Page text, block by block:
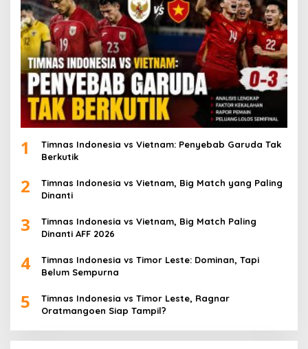
1
Timnas Indonesia vs Vietnam: Penyebab Garuda Tak
Berkutik
2
Timnas Indonesia vs Vietnam, Big Match yang Paling
Dinanti
3
Timnas Indonesia vs Vietnam, Big Match Paling
Dinanti AFF 2026
4
Timnas Indonesia vs Timor Leste: Dominan, Tapi
Belum Sempurna
5
Timnas Indonesia vs Timor Leste, Ragnar
Oratmangoen Siap Tampil?